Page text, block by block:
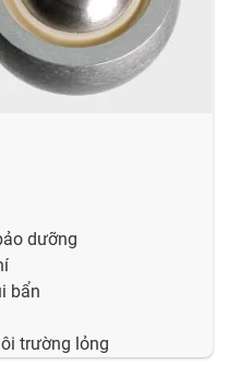
dưỡng
bẩn
trường lỏng